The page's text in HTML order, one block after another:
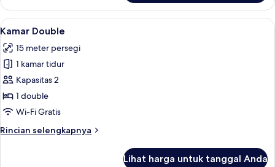
Kamar
Double
Deluks
Lihat
semua
foto
untuk
Kamar
Double
Kamar Double | Seprai premium,
7
Kamar Double
15 meter persegi
1 kamar tidur
Kapasitas 2
1 double
Wi-Fi Gratis
Rincian selengkapnya
Rincian
Lihat harga untuk tanggal Anda